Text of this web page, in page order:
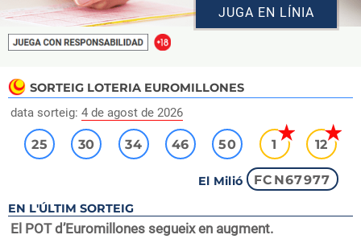
SORTEIG LOTERIA EUROMILLONES
data sorteig: 4 de agost de 2026
25 30 34 46 50 1 12
El Milió FCN67977
EN L'ÚLTIM SORTEIG
El POT d’Euromillones segueix en augment.
JUGA EN LÍNIA